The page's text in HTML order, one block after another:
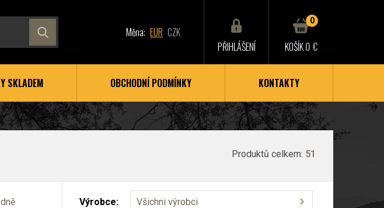
Měna: EUR CZK
PŘIHLÁŠENÍ
0
KOŠÍK0 €
SKLADEM OBCHODNÍ PODMÍNKY KONTAKTY
Produktů celkem: 51
Výrobce: Všichni výrobci